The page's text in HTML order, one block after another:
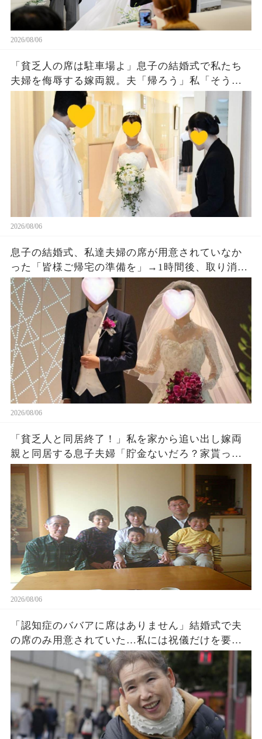
2026/08/06
「貧乏人の席は駐車場よ」息子の結婚式で私たち
夫婦を侮辱する嫁両親。夫「帰ろう」私「そう
ね…」翌日、ある衝撃の事実を知った嫁両親から
大量着信が…w
2026/08/06
息子の結婚式、私達夫婦の席が用意されていなか
った「皆様ご帰宅の準備を」→1時間後、取り消し
になった結婚式に息子夫婦は半狂乱になった
2026/08/06
「貧乏人と同居終了！」私を家から追い出し嫁両
親と同居する息子夫婦「貯金ないだろ？家貰った
ら用済みでーすw」1週間後、息子から100件鬼電
2026/08/06
「認知症のババアに席はありません」結婚式で夫
の席のみ用意されていた…私には祝儀だけを要求
する息子夫婦。私たち夫婦は無言で式場を去った
→直後、料金未納で結婚式は取り消された